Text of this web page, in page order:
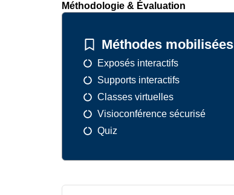
Méthodologie & Évaluation
Méthodes mobilisées
Exposés interactifs
Supports interactifs
Classes virtuelles
Visioconférence sécurisé
Quiz